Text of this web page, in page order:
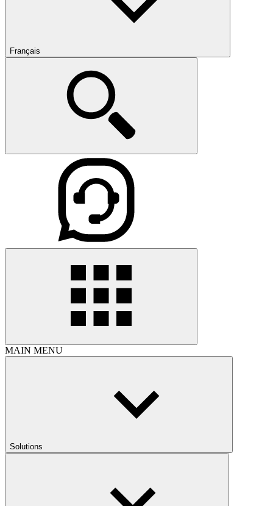
Français
MAIN MENU
Solutions